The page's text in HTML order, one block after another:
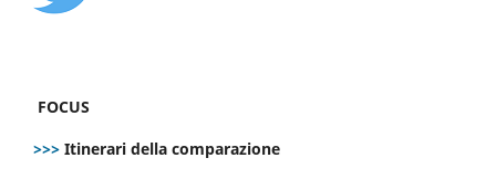
FOCUS
>>> Itinerari della comparazione